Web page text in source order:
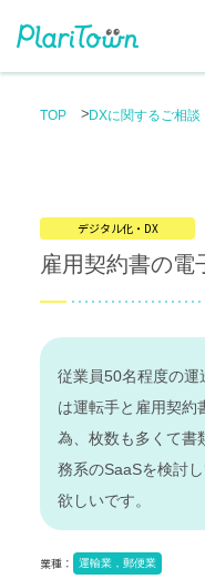
TOP DXに関するご相談
デジタル化・DX
雇用契約書の電
従業員50名程度の
は運転手と雇用契約
為、枚数も多くて書
務系のSaaSを検討
欲しいです。
業種： 運輸業，郵便業